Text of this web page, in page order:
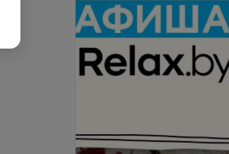
волос
Полировка волос с мытьем и
укладкой
Цена по запросу